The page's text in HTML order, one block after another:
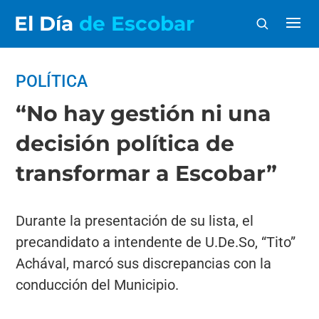
El Día de Escobar
POLÍTICA
“No hay gestión ni una
decisión política de
transformar a Escobar”
Durante la presentación de su lista, el
precandidato a intendente de U.De.So, “Tito”
Achával, marcó sus discrepancias con la
conducción del Municipio.